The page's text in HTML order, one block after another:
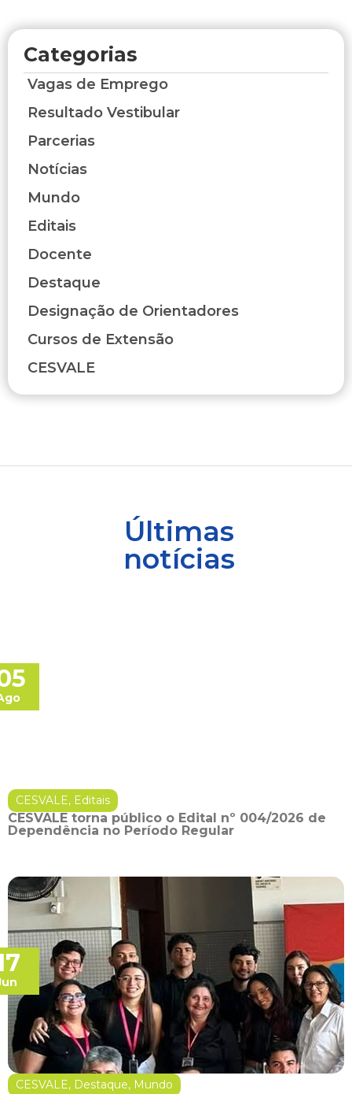
Categorias
Vagas de Emprego
Resultado Vestibular
Parcerias
Notícias
Mundo
Editais
Docente
Destaque
Designação de Orientadores
Cursos de Extensão
CESVALE
Últimas
notícias
CESVALE, Editais
CESVALE torna público o Edital nº 004/2026 de
Dependência no Período Regular
CESVALE, Destaque, Mundo